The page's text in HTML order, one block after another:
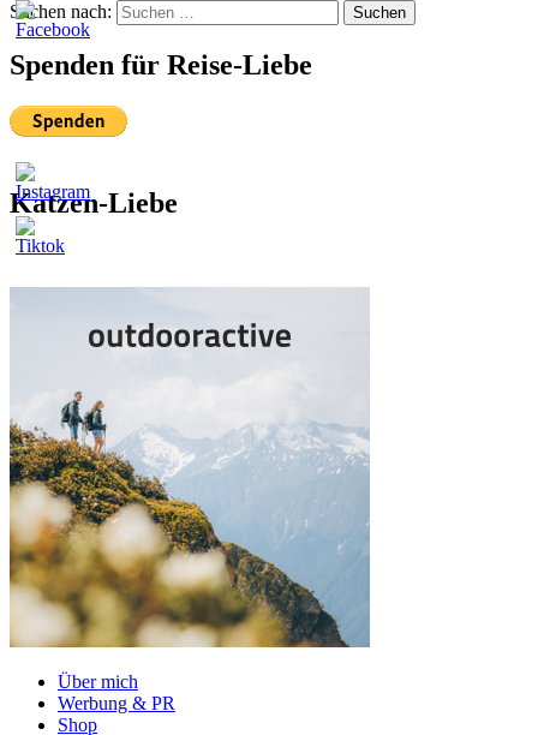
Suchen nach: Suchen
Spenden für Reise-Liebe
Katzen-Liebe
Über mich
Werbung & PR
Shop